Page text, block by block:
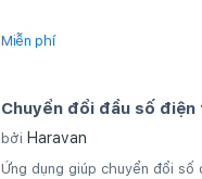
Miễn phí
Chuyển đổi đầu số điện
bởi Haravan
Ứng dụng giúp chuyển đổi số